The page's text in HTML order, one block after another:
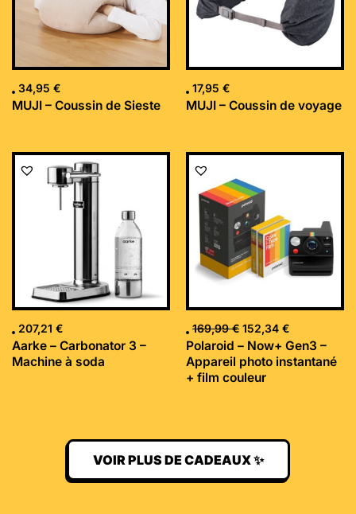
34,95 €
MUJI – Coussin de Sieste
17,95 €
MUJI – Coussin de voyage
207,21 €
Aarke – Carbonator 3 –
Machine à soda
169,99€
Le
initial
était :
169,99 €.
152,34 €
Le
Polaroid – Now+ Gen3 –
Appareil photo instantané
+ film couleur
VOIR PLUS DE CADEAUX ✨